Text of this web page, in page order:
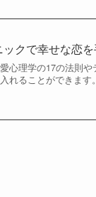
ックで幸せな恋
心理学の17の法則
れることができま